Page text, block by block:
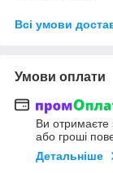
Всі умови
Умови оплати
Ви отримаєте
або гроші
Детальніше